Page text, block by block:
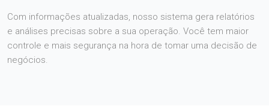
Com informações atualizadas, nosso sistema gera relatórios
e análises precisas sobre a sua operação. Você tem maior
controle e mais segurança na hora de tomar uma decisão de
negócios.